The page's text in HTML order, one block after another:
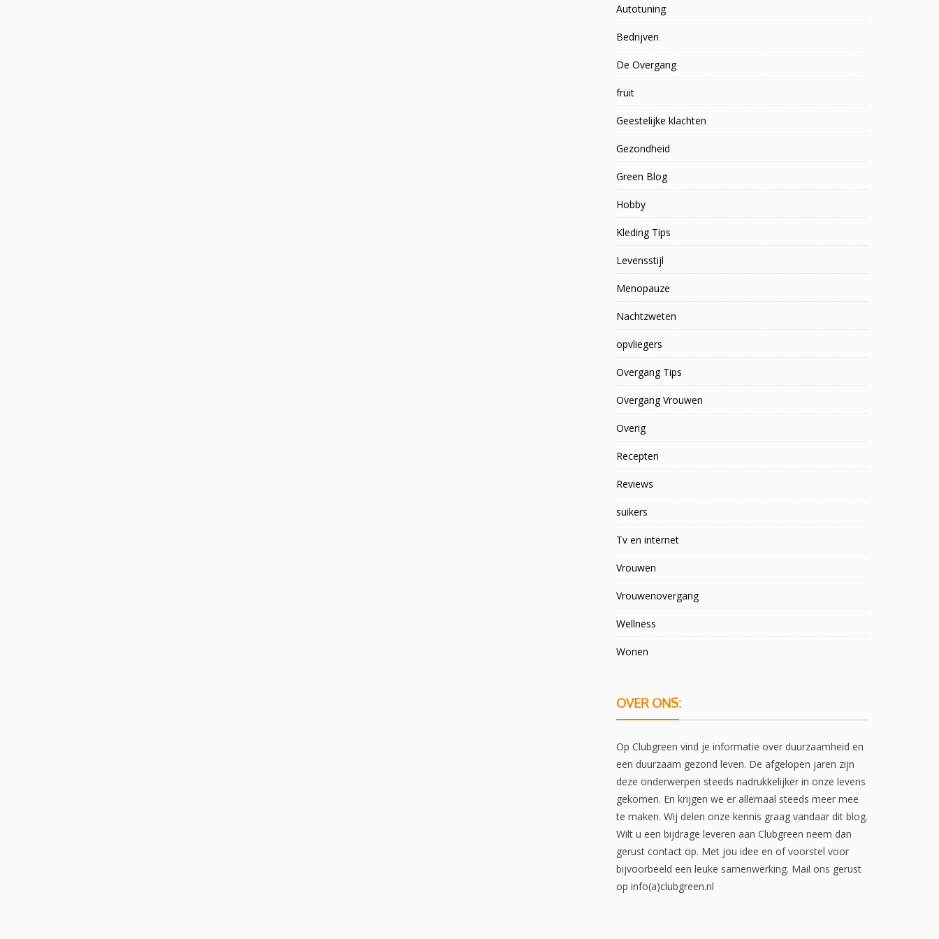
Autotuning
Bedrijven
De Overgang
fruit
Geestelijke klachten
Gezondheid
Green Blog
Hobby
Kleding Tips
Levensstijl
Menopauze
Nachtzweten
opvliegers
Overgang Tips
Overgang Vrouwen
Overig
Recepten
Reviews
suikers
Tv en internet
Vrouwen
Vrouwenovergang
Wellness
Wonen
OVER ONS:
Op Clubgreen vind je informatie over duurzaamheid en
een duurzaam gezond leven. De afgelopen jaren zijn
deze onderwerpen steeds nadrukkelijker in onze levens
gekomen. En krijgen we er allemaal steeds meer mee
te maken. Wij delen onze kennis graag vandaar dit blog.
Wilt u een bijdrage leveren aan Clubgreen neem dan
gerust contact op. Met jou idee en of voorstel voor
bijvoorbeeld een leuke samenwerking. Mail ons gerust
op info(a)clubgreen.nl